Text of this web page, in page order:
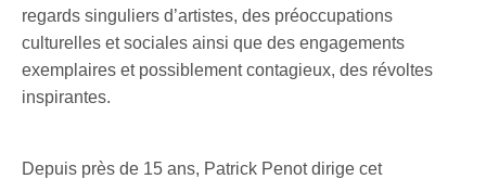
regards singuliers d’artistes, des préoccupations
culturelles et sociales ainsi que des engagements
exemplaires et possiblement contagieux, des révoltes
inspirantes.
Depuis près de 15 ans, Patrick Penot dirige cet